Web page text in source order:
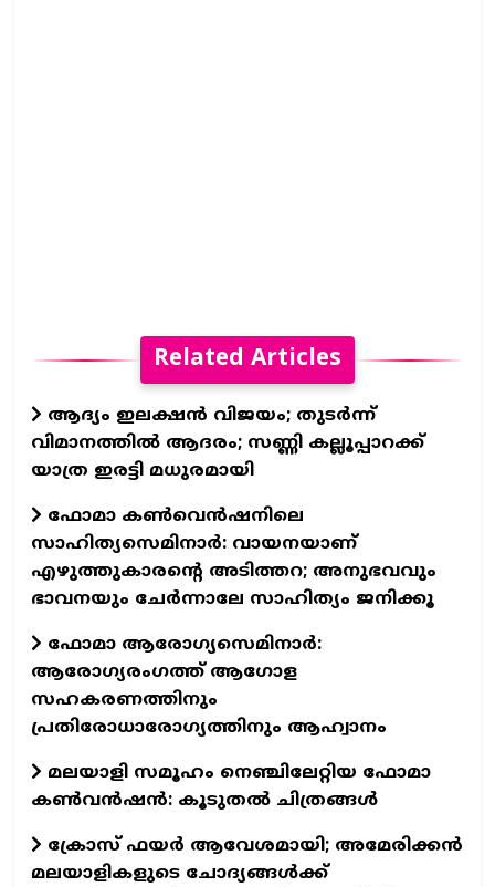
Related Articles
ആദ്യം ഇലക്ഷൻ വിജയം; തുടർന്ന്
വിമാനത്തിൽ ആദരം; സണ്ണി കല്ലൂപ്പാറക്ക്
യാത്ര ഇരട്ടി മധുരമായി
ഫോമാ കൺവെൻഷനിലെ
സാഹിത്യസെമിനാർ: വായനയാണ്
എഴുത്തുകാരന്റെ അടിത്തറ; അനുഭവവും
ഭാവനയും ചേർന്നാലേ സാഹിത്യം ജനിക്കൂ
ഫോമാ ആരോഗ്യസെമിനാർ:
ആരോഗ്യരംഗത്ത് ആഗോള
സഹകരണത്തിനും
പ്രതിരോധാരോഗ്യത്തിനും ആഹ്വാനം
മലയാളി സമൂഹം നെഞ്ചിലേറ്റിയ ഫോമാ
കണ്‍വന്‍ഷന്‍: കൂടുതല്‍ ചിത്രങ്ങള്‍
ക്രോസ് ഫയർ ആവേശമായി; അമേരിക്കൻ
മലയാളികളുടെ ചോദ്യങ്ങൾക്ക്